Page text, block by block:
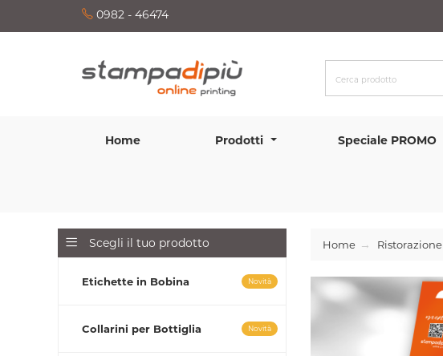
0982 - 46474
Home Prodotti Speciale PROMO
Scegli il tuo prodotto
Etichette in Bobina Novità
Collarini per Bottiglia Novità
Home Ristorazione